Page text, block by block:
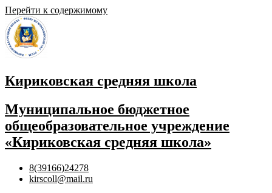
Перейти к содержимому
Кириковская средняя школа
Муниципальное бюджетное
общеобразовательное учреждение
«Кириковская средняя школа»
8(39166)24278
kirscoll@mail.ru